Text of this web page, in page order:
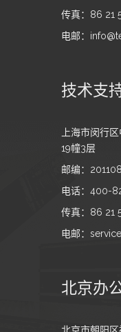
传真：86 21
电邮：
技术支
上海市闵行
19幢3层
邮编：201108
电话：400-
传真：86 21
电邮：
北京办